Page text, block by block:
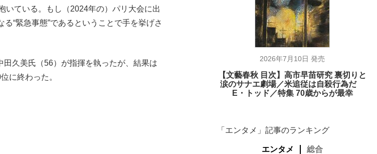
《BTS厳戒トーキョー滞在記》RM→渋谷で飲み会、JIN→伊豆の...
いている。もし（2024年の）パリ大会に出
“緊急事態”であるということで手を挙げさ
久美氏（56）が指揮を執ったが、結果は
に終わった。
2026年7月10日 発売
【文藝春秋 目次】高市早苗研究 裏切りと
涙のサナエ劇場／米追従は自殺行為だ
E・トッド／特集 70歳からが最幸
「エンタメ」記事のランキング
エンタメ 総合